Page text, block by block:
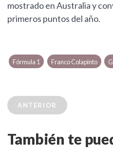
mostrado en Australia y
primeros puntos del año.
Fórmula 1 Franco Colapinto
ANTERIOR
También te